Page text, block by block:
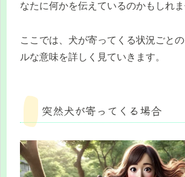
なたに何かを伝えているのかもしれま
ここでは、犬が寄ってくる状況ごと
ルな意味を詳しく見ていきます。
突然犬が寄ってくる場合